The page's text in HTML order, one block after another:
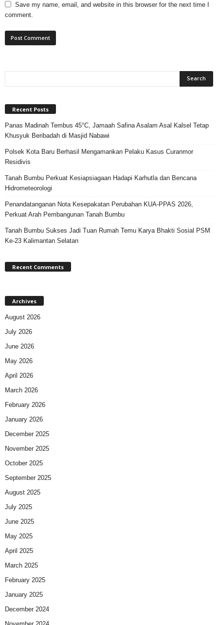
Save my name, email, and website in this browser for the next time I
comment.
Recent Posts
Panas Madinah Tembus 45°C, Jamaah Safina Asalam Asal Kalsel Tetap
Khusyuk Beribadah di Masjid Nabawi
Polsek Kota Baru Berhasil Mengamankan Pelaku Kasus Curanmor
Residivis
Tanah Bumbu Perkuat Kesiapsiagaan Hadapi Karhutla dan Bencana
Hidrometeorologi
Penandatanganan Nota Kesepakatan Perubahan KUA-PPAS 2026,
Perkuat Arah Pembangunan Tanah Bumbu
Tanah Bumbu Sukses Jadi Tuan Rumah Temu Karya Bhakti Sosial PSM
Ke-23 Kalimantan Selatan
Recent Comments
Archives
August 2026
July 2026
June 2026
May 2026
April 2026
March 2026
February 2026
January 2026
December 2025
November 2025
October 2025
September 2025
August 2025
July 2025
June 2025
May 2025
April 2025
March 2025
February 2025
January 2025
December 2024